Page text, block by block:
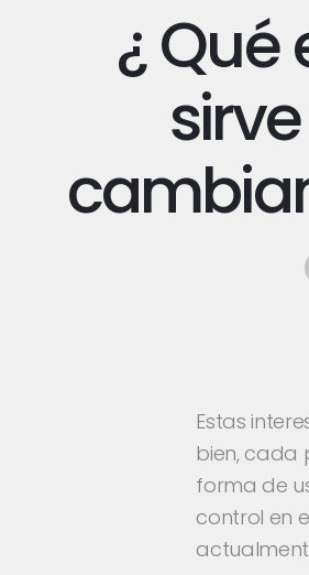
¿ Qué
Estas
bien, cada
forma de
control en